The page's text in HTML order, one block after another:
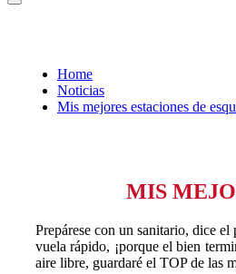
Home
Noticias
Mis mejores estaciones de
MIS
Prepárese con un sanitario, dice
vuela rápido, ¡porque el bien
aire libre, guardaré el TOP de las